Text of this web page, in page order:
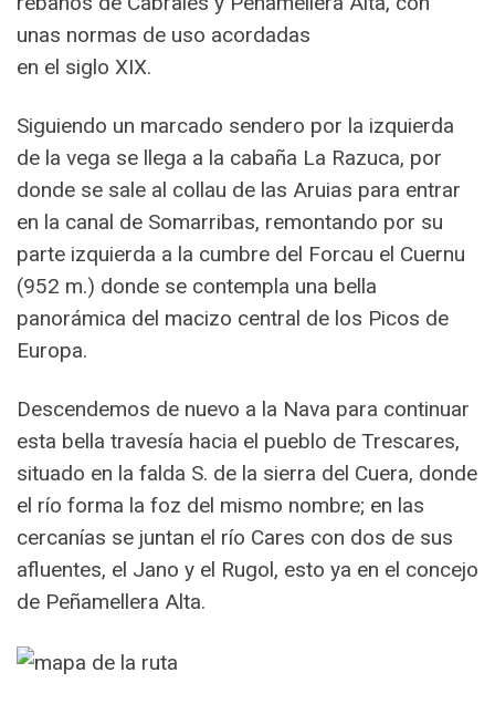
unas normas de uso acordadas
en el siglo XIX.
Siguiendo un marcado sendero por la izquierda
de la vega se llega a la cabaña La Razuca, por
donde se sale al collau de las Aruias para entrar
en la canal de Somarribas, remontando por su
parte izquierda a la cumbre del Forcau el Cuernu
(952 m.) donde se contempla una bella
panorámica del macizo central de los Picos de
Europa.
Descendemos de nuevo a la Nava para continuar
esta bella travesía hacia el pueblo de Trescares,
situado en la falda S. de la sierra del Cuera, donde
el río forma la foz del mismo nombre; en las
cercanías se juntan el río Cares con dos de sus
afluentes, el Jano y el Rugol, esto ya en el concejo
de Peñamellera Alta.